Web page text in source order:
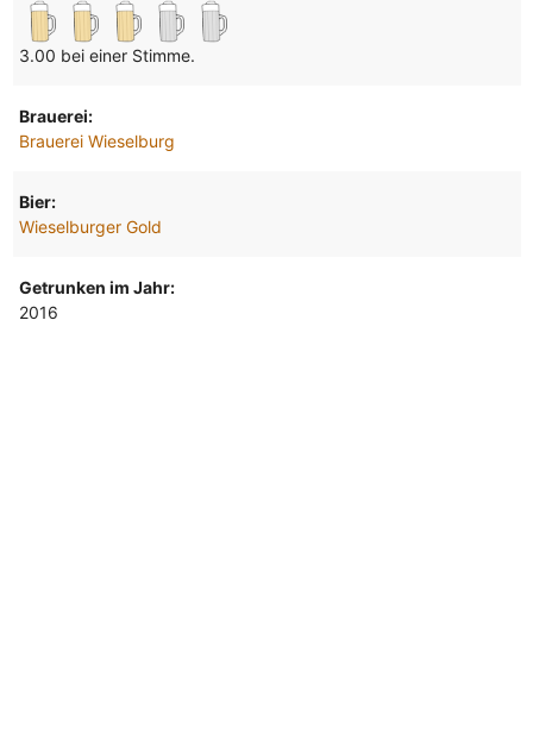
3.00 bei einer Stimme.
Brauerei:
Brauerei Wieselburg
Bier:
Wieselburger Gold
Getrunken im Jahr:
2016